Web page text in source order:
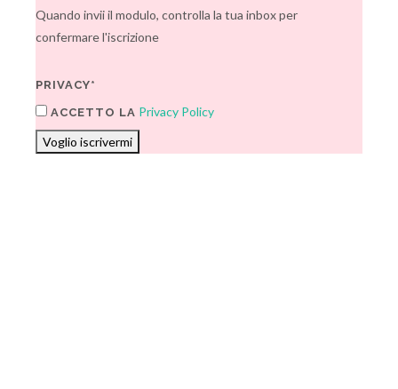
Quando invii il modulo, controlla la tua inbox per
confermare l'iscrizione
PRIVACY*
ACCETTO LA Privacy Policy
Voglio iscrivermi